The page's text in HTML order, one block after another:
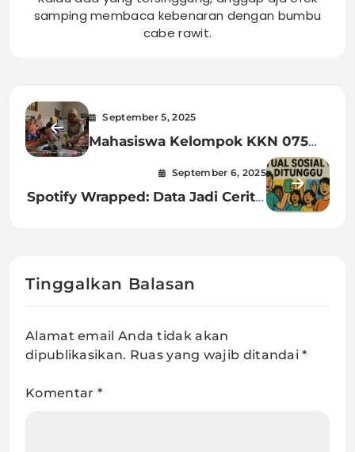
samping membaca kebenaran dengan bumbu
cabe rawit.
September 5, 2025
Mahasiswa Kelompok KKN 075
Muhammadiyah Purwokerto
Kembangkan Inovasi Permen
September 6, 2025
Spotify Wrapped: Data Jadi Cerita,
Tinggalkan Balasan
Alamat email Anda tidak akan
dipublikasikan. Ruas yang wajib ditandai*
Komentar *